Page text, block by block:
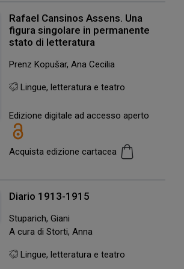
Rafael Cansinos Assens. Una
figura singolare in permanente
stato di letteratura
Prenz Kopušar, Ana Cecilia
Lingue, letteratura e teatro
Edizione digitale ad accesso aperto
Acquista edizione cartacea
Diario 1913-1915
Stuparich, Giani
A cura di Storti, Anna
Lingue, letteratura e teatro